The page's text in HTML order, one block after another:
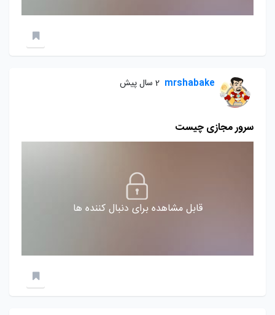
mrshabake 2 سال پیش
سرور مجازی چیست
قابل مشاهده برای دنبال کننده ها